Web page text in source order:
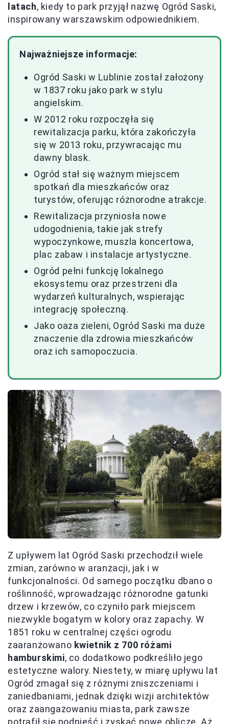
latach, kiedy to park przyjął nazwę Ogród Saski,
inspirowany warszawskim odpowiednikiem.
Najważniejsze informacje:
Ogród Saski w Lublinie został założony
w 1837 roku jako park w stylu
angielskim.
W 2012 roku rozpoczęła się
rewitalizacja parku, która zakończyła
się w 2013 roku, przywracając mu
dawny blask.
Ogród stał się ważnym miejscem
spotkań dla mieszkańców oraz
turystów, oferując różnorodne atrakcje.
Rewitalizacja przyniosła nowe
udogodnienia, takie jak strefy
wypoczynkowe, muszla koncertowa,
plac zabaw i instalacje artystyczne.
Ogród pełni funkcję lokalnego
ekosystemu oraz przestrzeni dla
wydarzeń kulturalnych, wspierając
integrację społeczną.
Jako oaza zieleni, Ogród Saski ma duże
znaczenie dla zdrowia mieszkańców
oraz ich samopoczucia.
Z upływem lat Ogród Saski przechodził wiele
zmian, zarówno w aranżacji, jak i w
funkcjonalności. Od samego początku dbano o
roślinność, wprowadzając różnorodne gatunki
drzew i krzewów, co czyniło park miejscem
niezwykle bogatym w kolory oraz zapachy. W
1851 roku w centralnej części ogrodu
zaaranżowano kwietnik z 700 różami
hamburskimi, co dodatkowo podkreśliło jego
estetyczne walory. Niestety, w miarę upływu lat
Ogród zmagał się z różnymi zniszczeniami i
zaniedbaniami, jednak dzięki wizji architektów
oraz zaangażowaniu miasta, park zawsze
potrafił się podnieść i zyskać nowe oblicze. Aż